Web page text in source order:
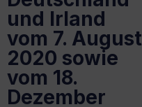
und Irland
vom 7. August
2020 sowie
vom 18.
Dezember